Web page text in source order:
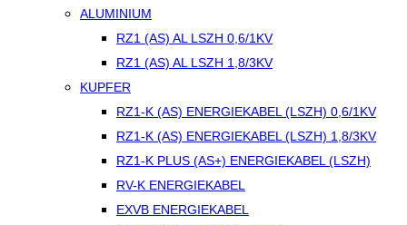
ALUMINIUM
RZ1 (AS) AL LSZH 0,6/1KV
RZ1 (AS) AL LSZH 1,8/3KV
KUPFER
RZ1-K (AS) ENERGIEKABEL (LSZH) 0,6/1KV
RZ1-K (AS) ENERGIEKABEL (LSZH) 1,8/3KV
RZ1-K PLUS (AS+) ENERGIEKABEL (LSZH)
RV-K ENERGIEKABEL
EXVB ENERGIEKABEL